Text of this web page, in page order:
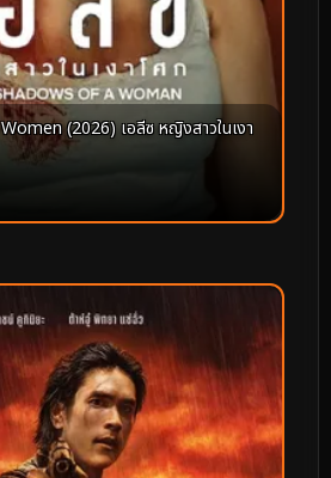
(2026) เอลีซ หญิงสาวในเงา